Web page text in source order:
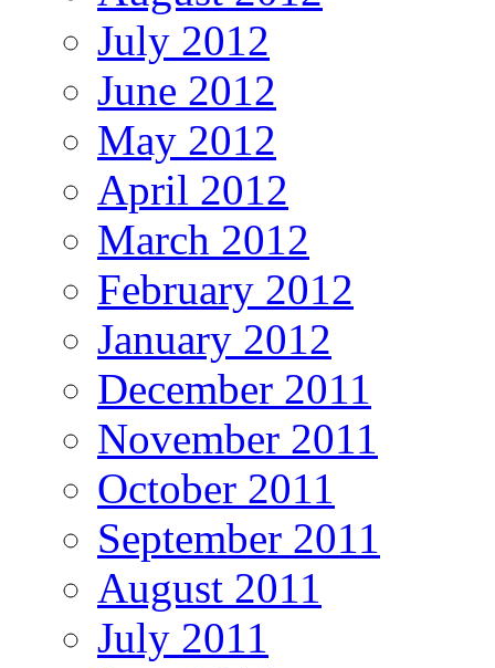
July 2012
June 2012
May 2012
April 2012
March 2012
February 2012
January 2012
December 2011
November 2011
October 2011
September 2011
August 2011
July 2011